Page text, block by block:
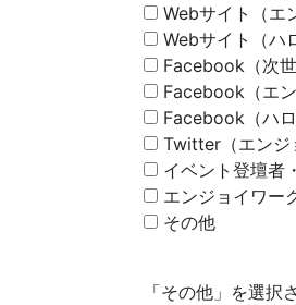
Webサイト（エ
Webサイト（ハ
Facebook（次
Facebook（エ
Facebook（ハロ
Twitter（エンジ
イベント登壇者
エンジョイワー
その他
「その他」を選択